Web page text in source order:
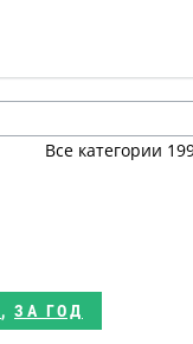
Все категории
, ЗА ГОД